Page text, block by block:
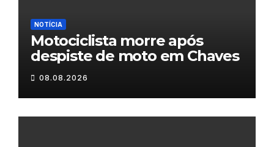
NOTÍCIA
Motociclista morre após
despiste de moto em Chaves
08.08.2026